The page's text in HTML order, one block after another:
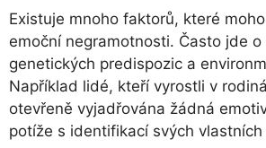
Existuje mnoho faktorů, které
emoční negramotnosti. Často jde o
genetických predispozic a
Například lidé, kteří vyrostli v
otevřeně vyjadřována žádná
potíže s identifikací svých vlastních